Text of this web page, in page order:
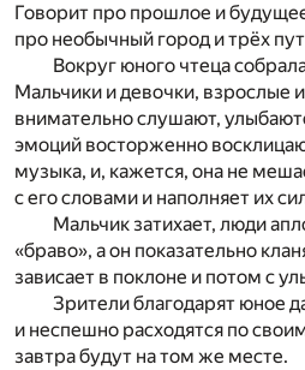
Говорит про прошлое и
про необычный город и трёх
Вокруг юного чтеца
Мальчики и девочки, взрослые
внимательно слушают,
эмоций восторженно
музыка, и, кажется, она не
с его словами и наполняет их
Мальчик затихает, люди
«браво», а он показательно
зависает в поклоне и потом с
Зрители благодарят юное
и неспешно расходятся по
завтра будут на том же месте.